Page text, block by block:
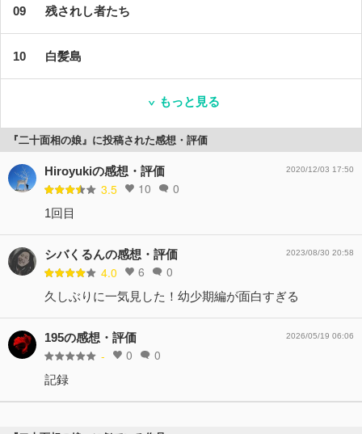
残されし者たち
白髪島
もっと見る
『二十面相の娘』に投稿された感想・評価
Hiroyukiの感想・評価
3.5 10 0
2020/12/03 17:50
1回目
シバくるんの感想・評価
4.0 6 0
2023/08/30 20:58
久しぶりに一気見した！幼少期編が面白すぎる
195の感想・評価
- 0 0
2026/05/19 06:06
記録